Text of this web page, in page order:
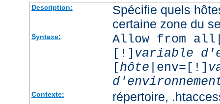
Description:
Spécifie quels
certaine zone du
Syntaxe:
Allow from
[!] variable
[hôte |env=[!]
Contexte: répertoire,